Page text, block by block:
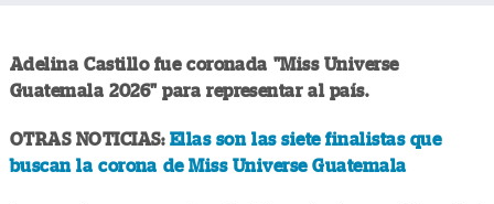
Adelina Castillo fue coronada "Miss Universe
Guatemala 2026" para representar al país.
OTRAS NOTICIAS: Ellas son las siete finalistas que
buscan la corona de Miss Universe Guatemala